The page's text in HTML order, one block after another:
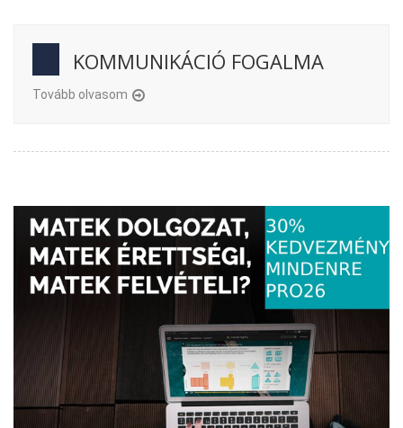
KOMMUNIKÁCIÓ FOGALMA
Tovább olvasom